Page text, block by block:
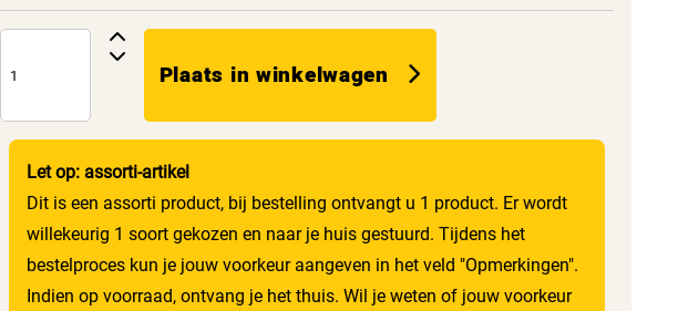
Plaats in winkelwagen
Let op: assorti-artikel
Dit is een assorti product, bij bestelling ontvangt u 1 product. Er wordt
willekeurig 1 soort gekozen en naar je huis gestuurd. Tijdens het
bestelproces kun je jouw voorkeur aangeven in het veld "Opmerkingen".
Indien op voorraad, ontvang je het thuis. Wil je weten of jouw voorkeur